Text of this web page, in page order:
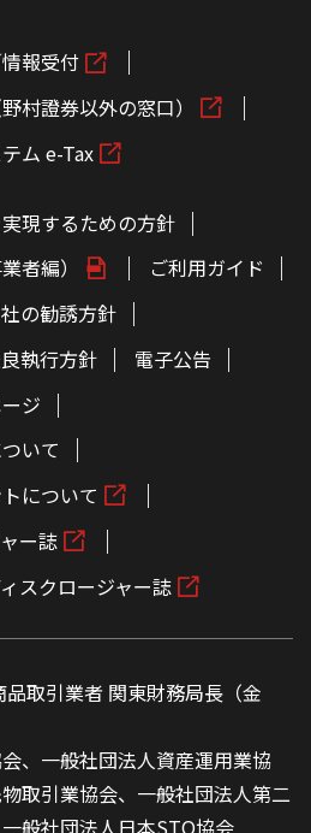
報受付
村證券以外の窓口）
ム e-Tax
現するための方針
者編）
ご利用ガイド
の勧誘方針
執行方針
電子公告
ジ
いて
について
ー誌
スクロージャー誌
取引業者 関東財務局長（金
、一般社団法人資産運用業協
取引業協会、一般社団法人第二